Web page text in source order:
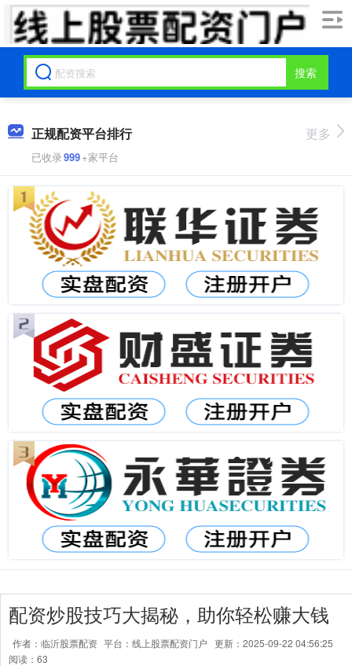
搜索
正规配资平台排行
已收录999+家平台
更多
配资炒股技巧大揭秘，助你轻松赚大钱
作者：临沂股票配资 平台：线上股票配资门户 更新：2025-09-22 04:56:25
阅读：63